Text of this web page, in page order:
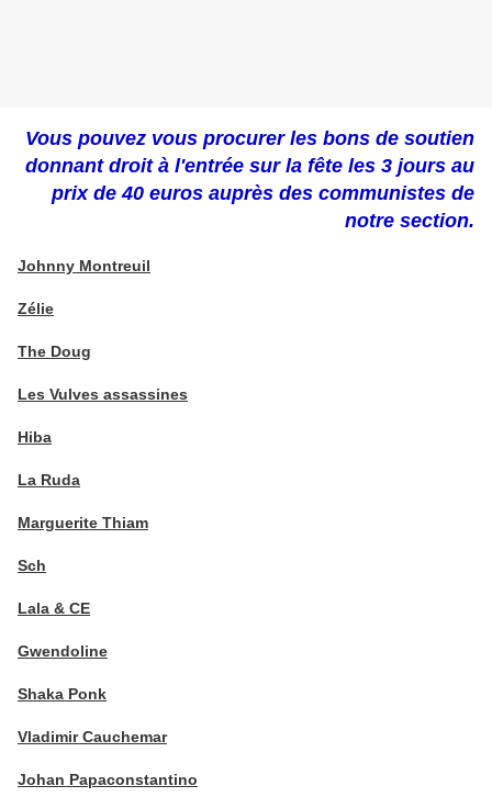
Vous pouvez vous procurer les bons de soutien
donnant droit à l'entrée sur la fête les 3 jours au
prix de 40 euros auprès des communistes de
notre section.
Johnny Montreuil
Zélie
The Doug
Les Vulves assassines
Hiba
La Ruda
Marguerite Thiam
Sch
Lala & CE
Gwendoline
Shaka Ponk
Vladimir Cauchemar
Johan Papaconstantino